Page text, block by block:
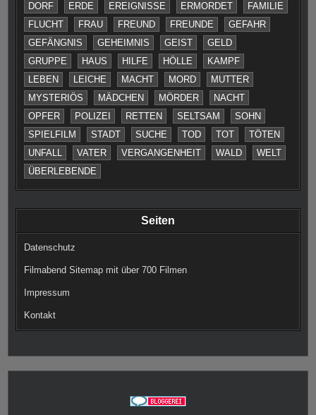
DORF ERDE EREIGNISSE ERMORDET
FAMILIE
FLUCHT
FRAU FREUND FREUNDE
GEFAHR
GEFÄNGNIS
GEHEIMNIS GEIST
GELD
GRUPPE
HAUS HILFE HÖLLE
KAMPF
LEBEN
LEICHE MACHT MORD
MUTTER
MYSTERIÖS
MÄDCHEN MÖRDER
NACHT
OPFER
POLIZEI RETTEN SELTSAM
SOHN
SPIELFILM
STADT SUCHE TOD TOT
TÖTEN
UNFALL
VATER VERGANGENHEIT WALD
WELT
ÜBERLEBENDE
Seiten
Datenschutz
Filmabend Sitemap mit über 700 Filmen
Impressum
Kontakt